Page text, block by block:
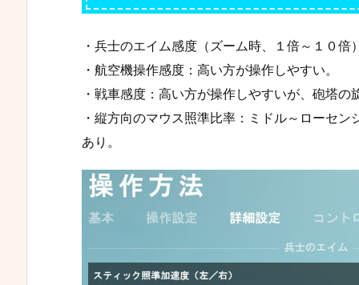
・兵士のエイム感度（ズーム時、１倍～１０倍
・航空機操作感度：高い方が操作しやすい。
・戦車感度：高い方が操作しやすいが、砲塔
・縦方向のマウス照準比率：ミドル～ローセ
あり。